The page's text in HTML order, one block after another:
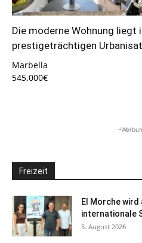
Die moderne Wohnung liegt
prestigeträchtigen
Marbella
545.000€
-
Freizeit
El Morche wird
internationale
5. August 2026